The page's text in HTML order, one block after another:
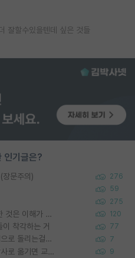
잘할수있을텐데 싶은 것들
인기글은?
장문주의) 276
59
275
대학원생들 교수에게 가스라이팅 당한 것은 이해가 갑니다. 안타깝네요. 120
착각하는 거 77
왜 후배가 못하는걸 교수님은 내 책임으로 돌리는걸까요? 7
SSH 박사과정을 그만두고 지방대 박사로 옮기면 교수의 꿈은 끝일까요? 9